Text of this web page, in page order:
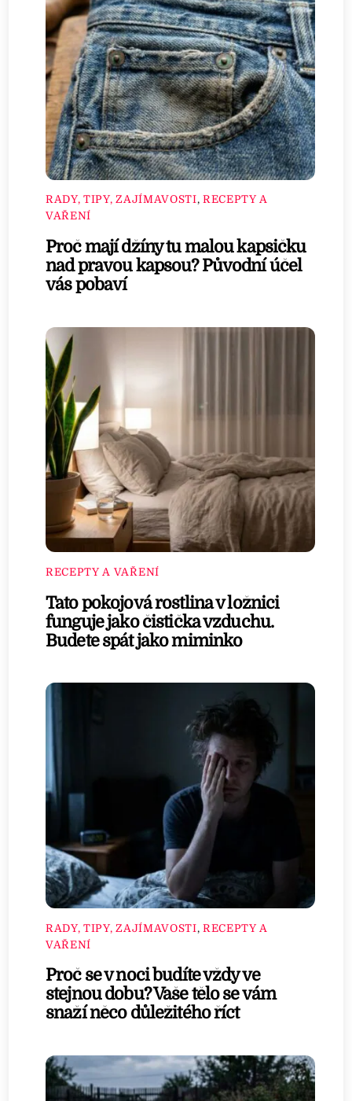
RADY, TIPY, ZAJÍMAVOSTI, RECEPTY A
VAŘENÍ
Proč mají džíny tu malou kapsičku
nad pravou kapsou? Původní účel
vás pobaví
RECEPTY A VAŘENÍ
Tato pokojová rostlina v ložnici
funguje jako čistička vzduchu.
Budete spát jako miminko
RADY, TIPY, ZAJÍMAVOSTI, RECEPTY A
VAŘENÍ
Proč se v noci budíte vždy ve
stejnou dobu? Vaše tělo se vám
snaží něco důležitého říct